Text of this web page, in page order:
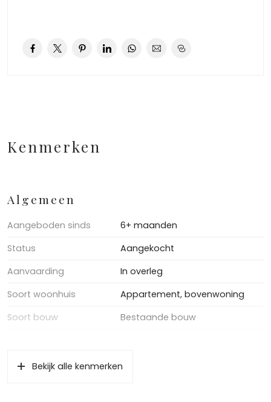
Kenmerken
Algemeen
Aangeboden sinds
6+ maanden
Status
Aangekocht
Aanvaarding
In overleg
Soort woonhuis
Appartement, bovenwoning
Soort bouw
Bestaande bouw
Bekijk alle kenmerken